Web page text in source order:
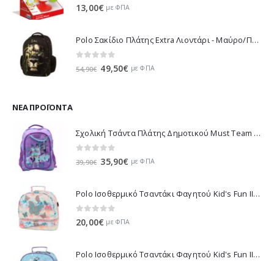
0out of 5
13,00€ με ΦΠΑ
Polo Σακίδιο Πλάτης Extra Λιοντάρι - Μαύρο/Πράσινο 901032-8188 2023
54,90€ Original
49,50€ Ημε ΦΠΑ
ΝΈΑ ΠΡΟΪΌΝΤΑ
Σχολική Τσάντα Πλάτης Δημοτικού Must Team K-Pop - Μωβ 000587781 2026
39,90€ Original
39,90€.
35,90€ Η
είναι:
με ΦΠΑ
Polo Ισοθερμικό Τσαντάκι Φαγητού Kid's Fun II - Πολύχρωμο 971003-8419 2026
20,00€ με ΦΠΑ
Polo Ισοθερμικό Τσαντάκι Φαγητού Kid's Fun II - Πολύχρωμο 971003-8426 2026